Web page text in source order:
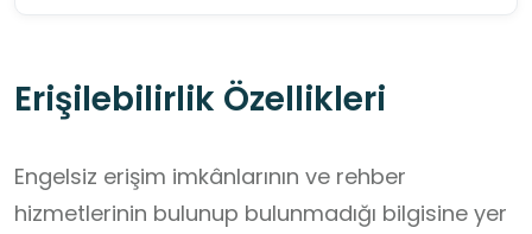
Erişilebilirlik Özellikleri
Engelsiz erişim imkânlarının ve rehber
hizmetlerinin bulunup bulunmadığı bilgisine yer